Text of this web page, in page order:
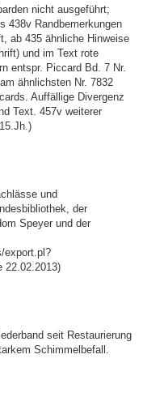
nicht ausgeführt;
438v Randbemerkungen
ab 435 ähnliche Hinweise
und im Text rote
entspr. Piccard Bd. 7 Nr.
ähnlichsten Nr. 7832
Auffällige Divergenz
Text. 457v weiterer
und
der
Speyer und der
export.pl?
22.02.2013)
seit Restaurierung
Schimmelbefall.